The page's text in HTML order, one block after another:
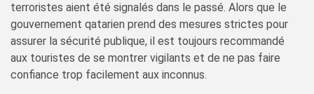
terroristes aient été signalés dans le passé. Alors que le
gouvernement qatarien prend des mesures strictes pour
assurer la sécurité publique, il est toujours recommandé
aux touristes de se montrer vigilants et de ne pas faire
confiance trop facilement aux inconnus.